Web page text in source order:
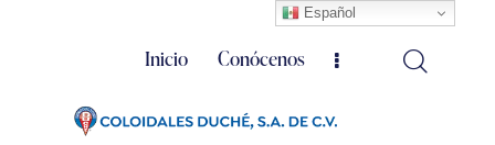
Inicio Conócenos
Español